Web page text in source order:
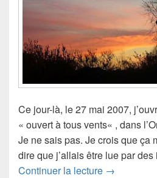
Ce jour-là, le 27 mai 2007,
« ouvert à tous vents« , dans
Je ne sais pas. Je crois que ça
dire que j’allais être lue par
Continuer la lecture Première fois
→